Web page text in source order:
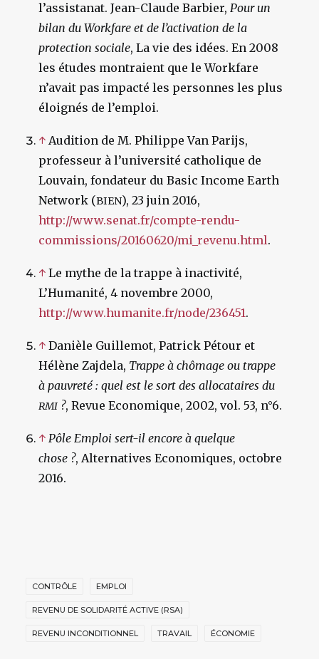
l’assistanat. Jean-Claude Barbier, Pour un
bilan du Workfare et de l’activation de la
protection sociale, La vie des idées. En 2008
les études montraient que le Workfare
n’avait pas impacté les personnes les plus
éloignés de l’emploi.
↑ Audition de M. Philippe Van Parijs,
professeur à l’université catholique de
Louvain, fondateur du Basic Income Earth
Network (BIEN), 23 juin 2016,
http://www.senat.fr/compte-rendu-
commissions/20160620/mi_revenu.html.
↑ Le mythe de la trappe à inactivité,
L’Humanité, 4 novembre 2000,
http://www.humanite.fr/node/236451.
↑ Danièle Guillemot, Patrick Pétour et
Hélène Zajdela, Trappe à chômage ou trappe
à pauvreté : quel est le sort des allocataires du
RMI ?, Revue Economique, 2002, vol. 53, n°6.
↑ Pôle Emploi sert-il encore à quelque
chose ?, Alternatives Economiques, octobre
2016.
CONTRÔLE EMPLOI
REVENU DE SOLIDARITÉ ACTIVE (RSA)
REVENU INCONDITIONNEL TRAVAIL ÉCONOMIE